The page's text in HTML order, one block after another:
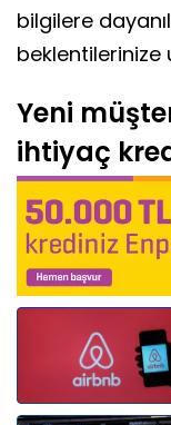
bilgilere
Yeni
ihtiyaç